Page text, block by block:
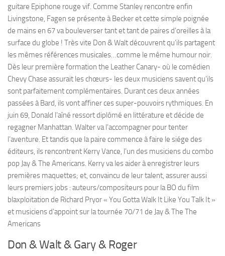
guitare Epiphone rouge vif. Comme Stanley rencontre enfin
Livingstone, Fagen se présente à Becker et cette simple poignée
de mains en 67 va bouleverser tant et tant de paires d’oreilles à la
surface du globe ! Très vite Don & Walt découvrent qu’ils partagent
les mêmes références musicales…comme le même humour noir.
Dès leur première formation the Leather Canary- où le comédien
Chevy Chase assurait les chœurs- les deux musiciens savent qu’ils
sont parfaitement complémentaires. Durant ces deux années
passées à Bard, ils vont affiner ces super-pouvoirs rythmiques. En
juin 69, Donald l’aîné ressort diplômé en littérature et décide de
regagner Manhattan. Walter va l’accompagner pour tenter
l’aventure. Et tandis que la paire commence à faire le siége des
éditeurs, ils rencontrent Kerry Vance, l’un des musiciens du combo
pop Jay & The Americans. Kerry va les aider à enregistrer leurs
premières maquettes; et, convaincu de leur talent, assurer aussi
leurs premiers jobs : auteurs/compositeurs pour la BO du film
blaxploitation de Richard Pryor « You Gotta Walk It Like You Talk It »
et musiciens d’appoint sur la tournée 70/71 de Jay & The The
Americans
Don & Walt & Gary & Roger